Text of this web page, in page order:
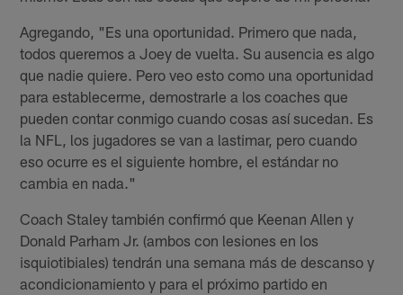
Agregando, "Es una oportunidad. Primero que nada,
todos queremos a Joey de vuelta. Su ausencia es algo
que nadie quiere. Pero veo esto como una oportunidad
para establecerme, demostrarle a los coaches que
pueden contar conmigo cuando cosas así sucedan. Es
la NFL, los jugadores se van a lastimar, pero cuando
eso ocurre es el siguiente hombre, el estándar no
cambia en nada."
Coach Staley también confirmó que Keenan Allen y
Donald Parham Jr. (ambos con lesiones en los
isquiotibiales) tendrán una semana más de descanso y
acondicionamiento y para el próximo partido en